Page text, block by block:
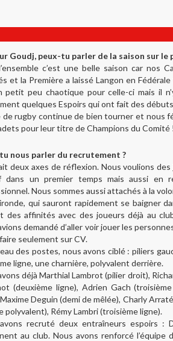
Goudj, peux-tu parler de la saison sur le
c’est une belle saison car nos
et la Première a laissé Langon en
petit peu chaotique pour celle-ci mais il
quelques Espoirs qui ont fait des
de rugby continue de bien tourner et nous
pour leur titre de Champions du Comité !
nous parler du recrutement ?
deux axes de réflexion. Nous voulions
dans un premier temps mais aussi en
Nous sommes aussi attachés à la
qui sauront rapidement se baigner
des affinités avec des joueurs déjà au
demandé d’aller voir jouer les
seulement sur CV.
des postes, nous avons ciblé : piliers
ligne, une charnière, polyvalent derrière.
déjà Marthial Lambrot (pilier droit),
(deuxième ligne), Adrien Gach
Deguin (demi de mêlée), Charly
polyvalent), Rémy Lambri (troisième ligne).
recruté deux entraîneurs espoirs :
au club. Nous avons renforcé l’équipe